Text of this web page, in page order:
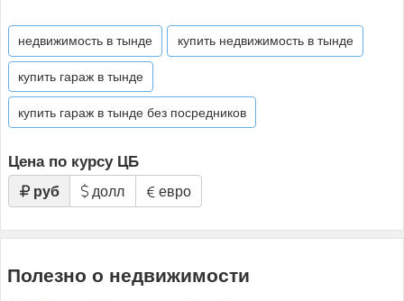
недвижимость в тынде купить недвижимость в тынде
купить гараж в тынде
купить гараж в тынде без посредников
Цена по курсу ЦБ
руб долл евро
Полезно о недвижимости